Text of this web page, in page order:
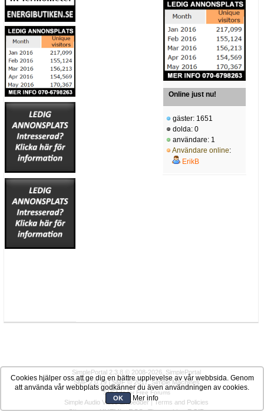
Online just nu!
gäster: 1651
dolda: 0
användare: 1
Användare online:
ErikB
SimplePortal 2.3.8 © 2008-2026, SimplePortal
SMF 2.0.19|SMF © 2017,Simple Machines
SMFAdsfor Free Forums
Simple Audio Video Embedder|Terms and Policies
Cookies hjälper oss att ge dig en bättre upplevelse av vår webbsida. Genom
att använda vår webbplats godkänner du även användningen av cookies.
OK Mer info